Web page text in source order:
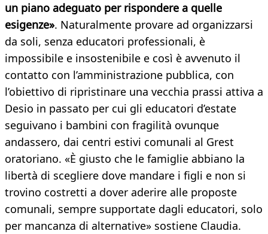
un piano adeguato per rispondere a quelle
esigenze». Naturalmente provare ad organizzarsi
da soli, senza educatori professionali, è
impossibile e insostenibile e così è avvenuto il
contatto con l’amministrazione pubblica, con
l’obiettivo di ripristinare una vecchia prassi attiva a
Desio in passato per cui gli educatori d’estate
seguivano i bambini con fragilità ovunque
andassero, dai centri estivi comunali al Grest
oratoriano. «È giusto che le famiglie abbiano la
libertà di scegliere dove mandare i figli e non si
trovino costretti a dover aderire alle proposte
comunali, sempre supportate dagli educatori, solo
per mancanza di alternative» sostiene Claudia.